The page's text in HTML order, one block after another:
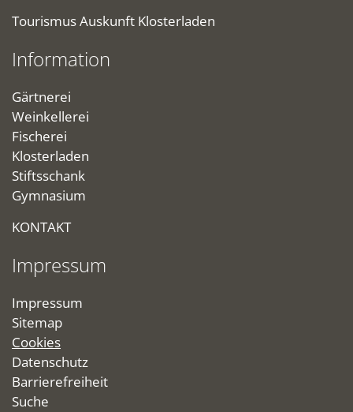
Tourismus Auskunft Klosterladen
Information
Gärtnerei
Weinkellerei
Fischerei
Klosterladen
Stiftsschank
Gymnasium
KONTAKT
Impressum
Impressum
Sitemap
Cookies
Datenschutz
Barrierefreiheit
Suche